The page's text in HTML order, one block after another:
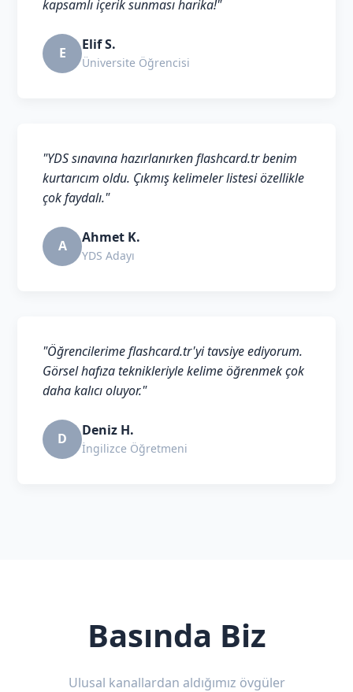
kapsamlı içerik sunması harika!"
E Elif S.
Üniversite Öğrencisi
"YDS sınavına hazırlanırken flashcard.tr benim
kurtarıcım oldu. Çıkmış kelimeler listesi özellikle
çok faydalı."
A Ahmet K.
YDS Adayı
"Öğrencilerime flashcard.tr'yi tavsiye ediyorum.
Görsel hafıza teknikleriyle kelime öğrenmek çok
daha kalıcı oluyor."
D Deniz H.
İngilizce Öğretmeni
Basında Biz
Ulusal kanallardan aldığımız övgüler